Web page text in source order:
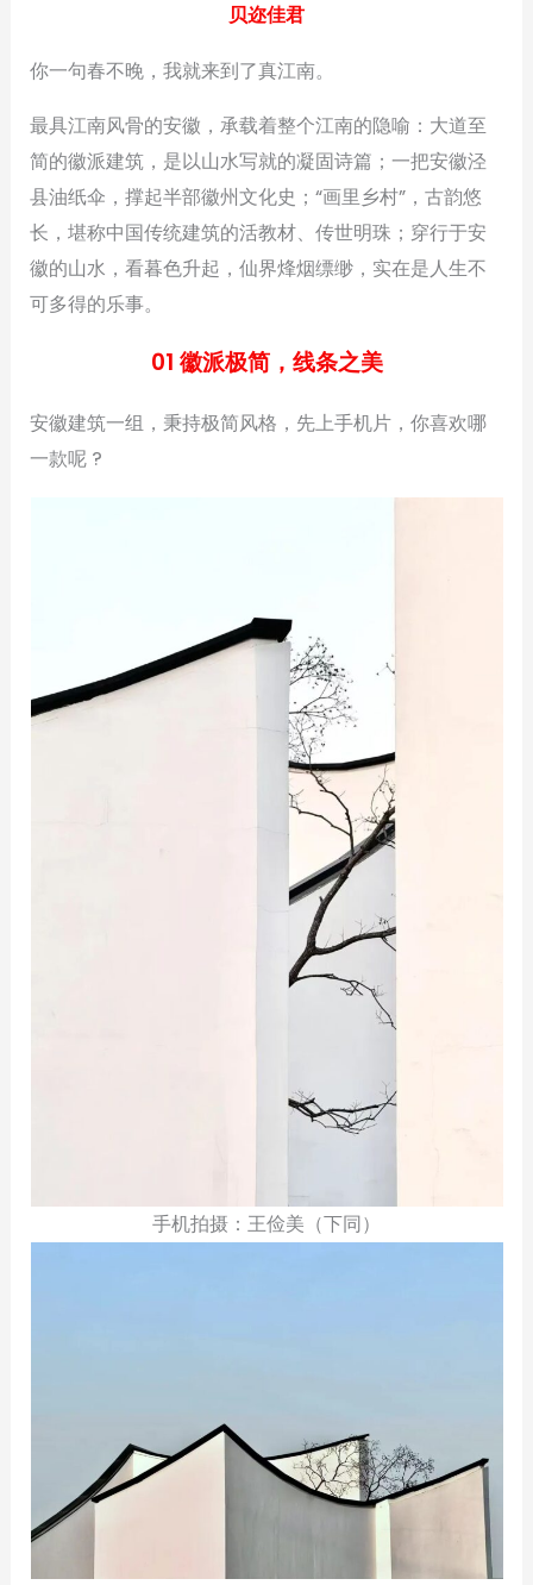
贝迩佳君
你一句春不晚，我就来到了真江南。
最具江南风骨的安徽，承载着整个江南的隐喻：大道至
简的徽派建筑，是以山水写就的凝固诗篇；一把安徽泾
县油纸伞，撑起半部徽州文化史；“画里乡村”，古韵悠
长，堪称中国传统建筑的活教材、传世明珠；穿行于安
徽的山水，看暮色升起，仙界烽烟缥缈，实在是人生不
可多得的乐事。
01 徽派极简，线条之美
安徽建筑一组，秉持极简风格，先上手机片，你喜欢哪
一款呢 ?
手机拍摄：王俭美（下同）